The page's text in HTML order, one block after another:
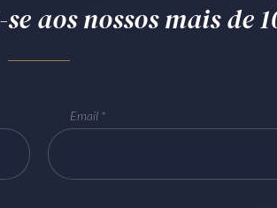
aos nossos mais de
Email